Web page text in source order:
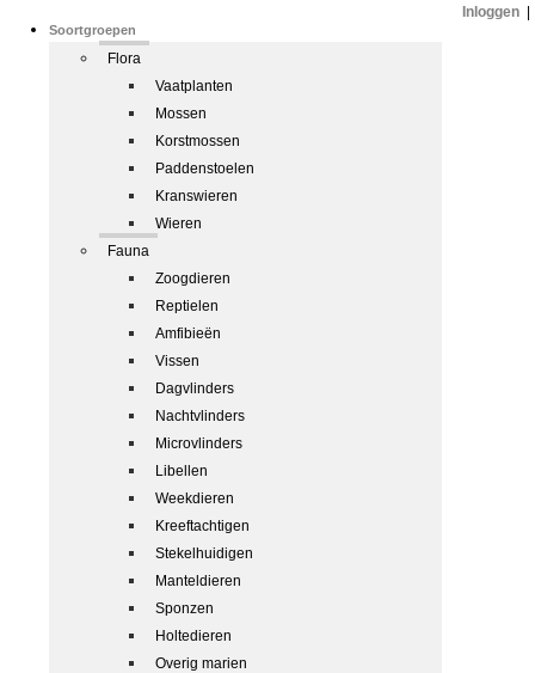
Soortgroepen
Flora
Vaatplanten
Mossen
Korstmossen
Paddenstoelen
Kranswieren
Wieren
Fauna
Zoogdieren
Reptielen
Amfibieën
Vissen
Dagvlinders
Nachtvlinders
Microvlinders
Libellen
Weekdieren
Kreeftachtigen
Stekelhuidigen
Manteldieren
Sponzen
Holtedieren
Overig marien
Inloggen